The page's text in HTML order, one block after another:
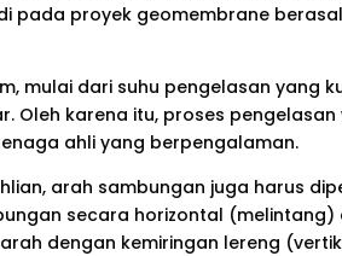
pada proyek geomembrane
mulai dari suhu pengelasan yang
Oleh karena itu, proses
ahli yang berpengalaman.
arah sambungan juga harus
secara horizontal (melintang)
dengan kemiringan lereng